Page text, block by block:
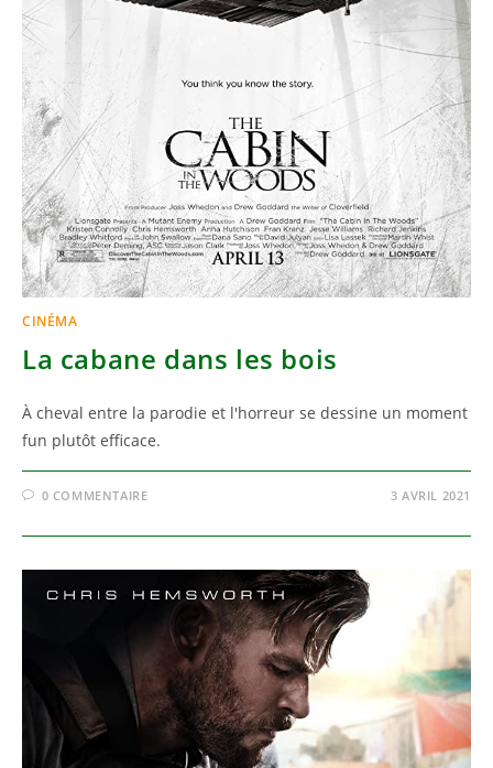
CINÉMA
La cabane dans les bois
À cheval entre la parodie et l'horreur se dessine un moment
fun plutôt efficace.
0 COMMENTAIRE 3 AVRIL 2021